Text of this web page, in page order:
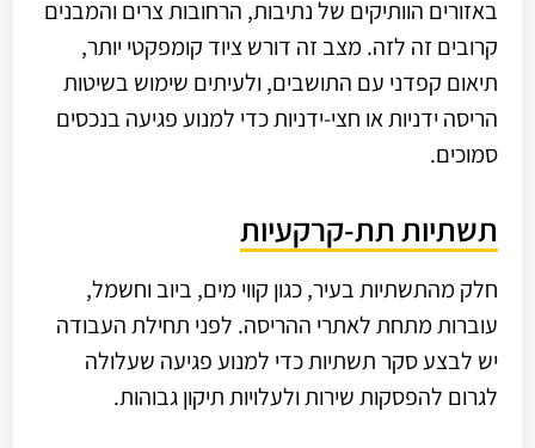
באזורים הוותיקים של נתיבות, הרחובות צרים והמבנים
קרובים זה לזה. מצב זה דורש ציוד קומפקטי יותר,
תיאום קפדני עם התושבים, ולעיתים שימוש בשיטות
הריסה ידניות או חצי-ידניות כדי למנוע פגיעה בנכסים
סמוכים.
תשתיות תת-קרקעיות
חלק מהתשתיות בעיר, כגון קווי מים, ביוב וחשמל,
עוברות מתחת לאתרי ההריסה. לפני תחילת העבודה
יש לבצע סקר תשתיות כדי למנוע פגיעה שעלולה
לגרום להפסקות שירות ולעלויות תיקון גבוהות.